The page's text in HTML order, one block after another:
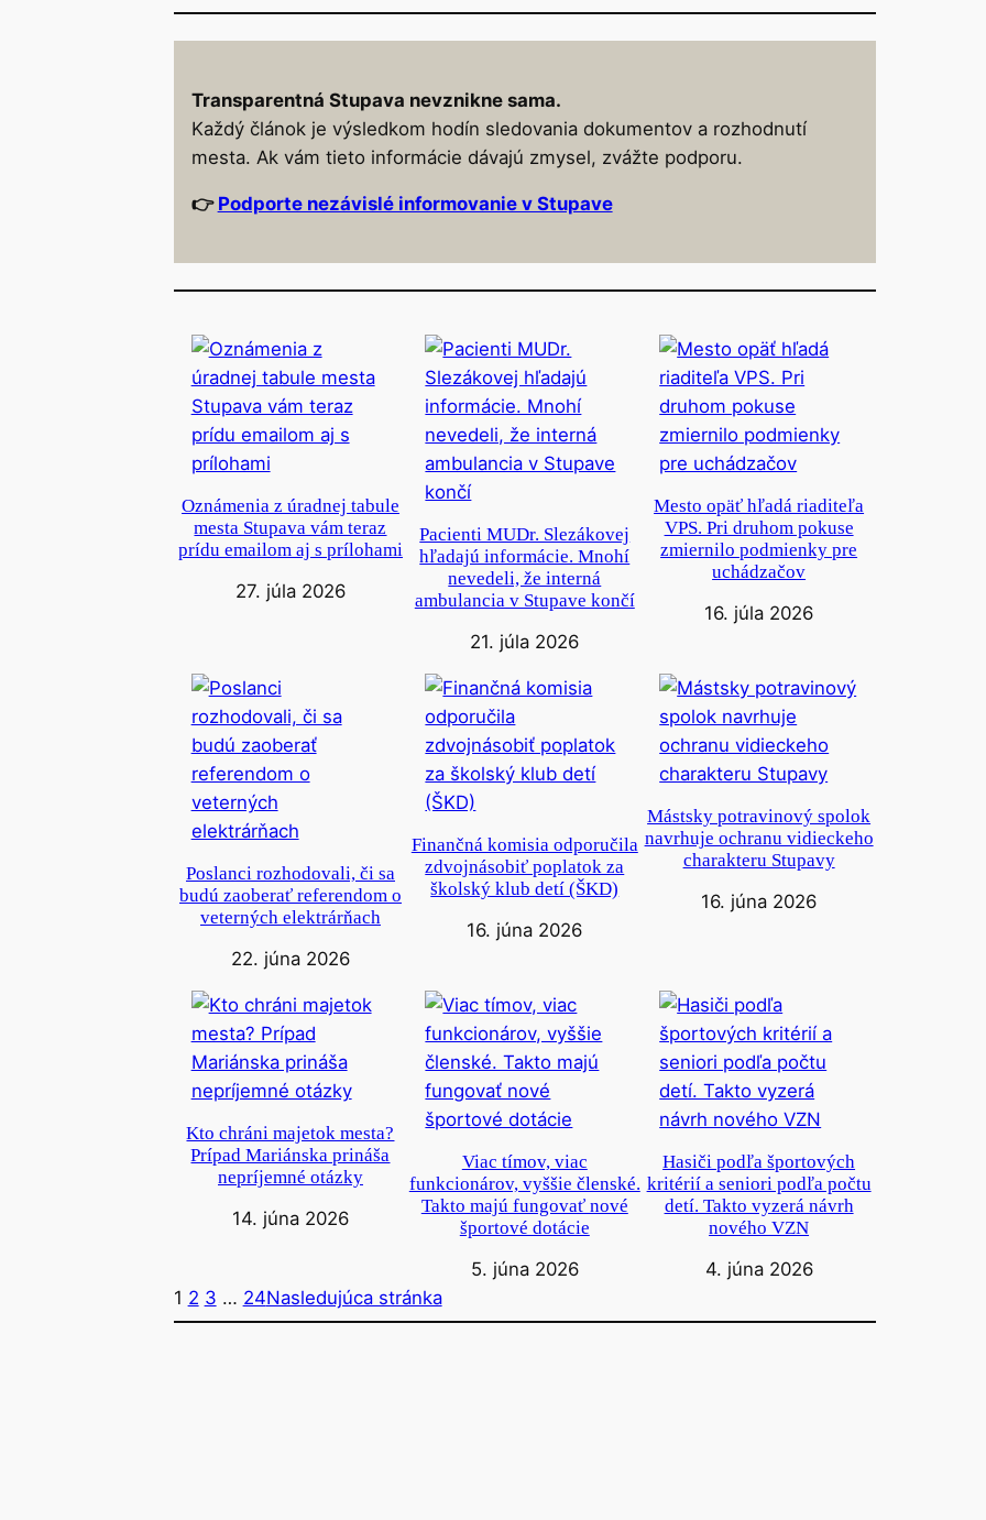
Transparentná Stupava nevznikne sama.
Každý článok je výsledkom hodín sledovania dokumentov a rozhodnutí
mesta. Ak vám tieto informácie dávajú zmysel, zvážte podporu.
👉 Podporte nezávislé informovanie v Stupave
Oznámenia z úradnej tabule
mesta Stupava vám teraz
prídu emailom aj s prílohami
27. júla 2026
Pacienti MUDr. Slezákovej
hľadajú informácie. Mnohí
nevedeli, že interná
ambulancia v Stupave končí
21. júla 2026
Mesto opäť hľadá riaditeľa
VPS. Pri druhom pokuse
zmiernilo podmienky pre
uchádzačov
16. júla 2026
Poslanci rozhodovali, či sa
budú zaoberať referendom o
veterných elektrárňach
22. júna 2026
Finančná komisia odporučila
zdvojnásobiť poplatok za
školský klub detí (ŠKD)
16. júna 2026
Mástsky potravinový spolok
navrhuje ochranu vidieckeho
charakteru Stupavy
16. júna 2026
Kto chráni majetok mesta?
Prípad Mariánska prináša
nepríjemné otázky
14. júna 2026
Viac tímov, viac
funkcionárov, vyššie členské.
Takto majú fungovať nové
športové dotácie
5. júna 2026
Hasiči podľa športových
kritérií a seniori podľa počtu
detí. Takto vyzerá návrh
nového VZN
4. júna 2026
1 2 3 … 24Nasledujúca stránka